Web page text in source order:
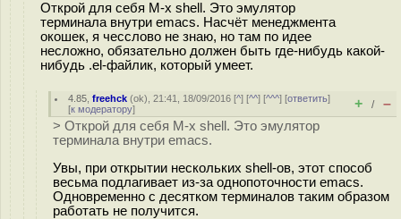
Открой для себя M-x shell. Это эмулятор
терминала внутри emacs. Насчёт менеджмента
окошек, я чесслово не знаю, но там по идее
несложно, обязательно должен быть где-нибудь какой-
нибудь .el-файлик, который умеет.
4.85 ,freehck (ok), 21:41, 18/09/2016 [^] [^^] [^^^] [ответить]
[к модератору] + / –
> Открой для себя M-x shell. Это эмулятор
терминала внутри emacs.
Увы, при открытии нескольких shell-ов, этот способ
весьма подлагивает из-за однопоточности emacs.
Одновременно с десятком терминалов таким образом
работать не получится.